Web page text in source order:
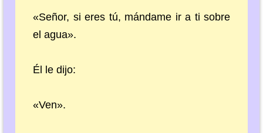
«Señor, si eres tú, mándame ir a ti sobre
el agua».
Él le dijo:
«Ven».